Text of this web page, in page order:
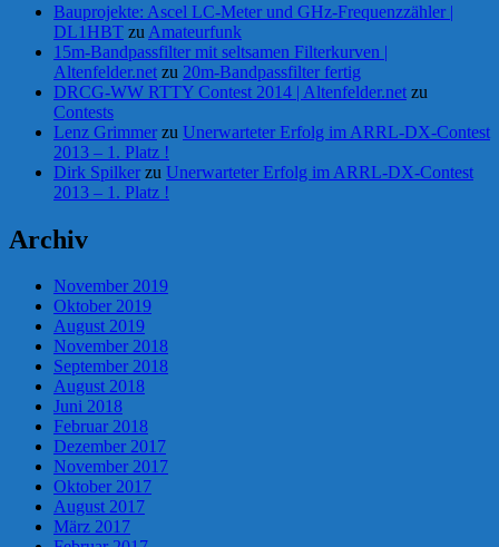
Bauprojekte: Ascel LC-Meter und GHz-Frequenzzähler |
DL1HBT zu Amateurfunk
15m-Bandpassfilter mit seltsamen Filterkurven |
Altenfelder.net zu 20m-Bandpassfilter fertig
DRCG-WW RTTY Contest 2014 | Altenfelder.net zu
Contests
Lenz Grimmer zu Unerwarteter Erfolg im ARRL-DX-Contest
2013 – 1. Platz !
Dirk Spilker zu Unerwarteter Erfolg im ARRL-DX-Contest
2013 – 1. Platz !
Archiv
November 2019
Oktober 2019
August 2019
November 2018
September 2018
August 2018
Juni 2018
Februar 2018
Dezember 2017
November 2017
Oktober 2017
August 2017
März 2017